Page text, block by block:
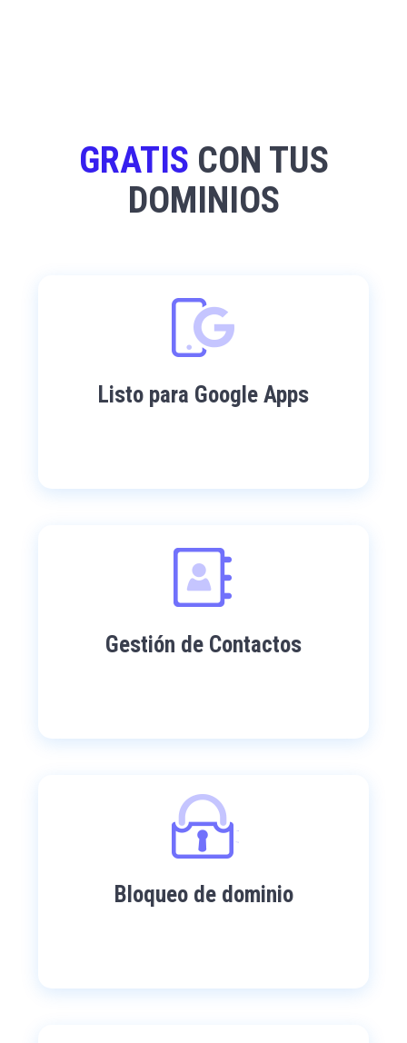
GRATIS CON TUS
DOMINIOS
Listo para Google Apps
Gestión de Contactos
Bloqueo de dominio